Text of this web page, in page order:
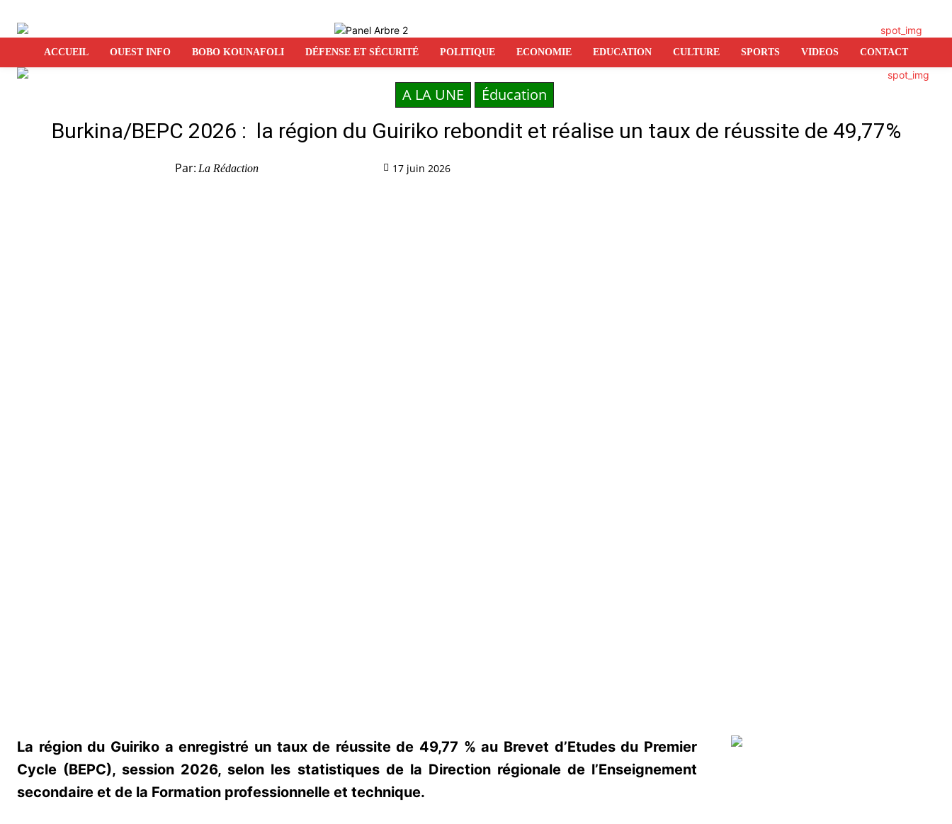
ACCUEIL OUEST INFO BOBO KOUNAFOLI DÉFENSE ET SÉCURITÉ POLITIQUE ECONOMIE EDUCATION CULTURE SPORTS VIDEOS CONTACT
A LA UNE Éducation
Burkina/BEPC 2026 : la région du Guiriko rebondit et réalise un taux de réussite de 49,77%
Par: La Rédaction 17 juin 2026
La région du Guiriko a enregistré un taux de réussite de 49,77 % au Brevet d’Etudes du Premier
Cycle (BEPC), session 2026, selon les statistiques de la Direction régionale de l’Enseignement
secondaire et de la Formation professionnelle et technique.